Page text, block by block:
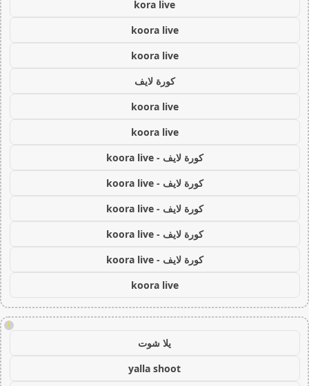
kora live
koora live
koora live
كورة لايف
koora live
koora live
كورة لايف - koora live
كورة لايف - koora live
كورة لايف - koora live
كورة لايف - koora live
كورة لايف - koora live
koora live
!
يلا شوت
yalla shoot